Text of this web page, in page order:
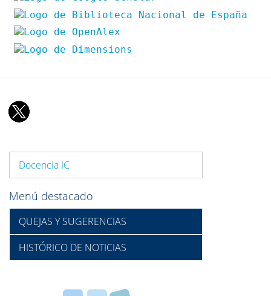
Docencia IC
Menú destacado
QUEJAS Y SUGERENCIAS
HISTÓRICO DE NOTICIAS